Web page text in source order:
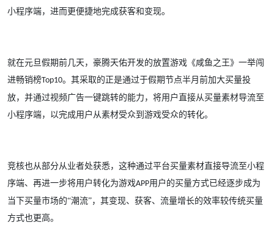
小程序端，进而更便捷地完成获客和变现。
就在元旦假期前几天，豪腾天佑开发的放置游戏《咸鱼之王》一举闯
进畅销榜Top10。其采取的正是通过于假期节点半月前加大买量投
放，并通过视频广告一键跳转的能力，将用户直接从买量素材导流至
小程序端，以完成用户从素材受众到游戏受众的转化。
竞核也从部分从业者处获悉，这种通过平台买量素材直接导流至小程
序端、再进一步将用户转化为游戏APP用户的买量方式已经逐步成为
当下买量市场的“潮流”，其变现、获客、流量增长的效率较传统买量
方式也更高。